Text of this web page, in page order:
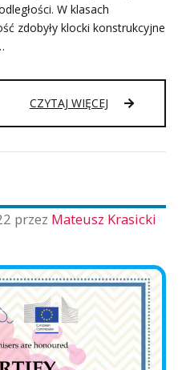
W klasach
zdobyły klocki konstrukcyjne
CZYTAJ WIĘCEJ
przez Mateusz Krasicki